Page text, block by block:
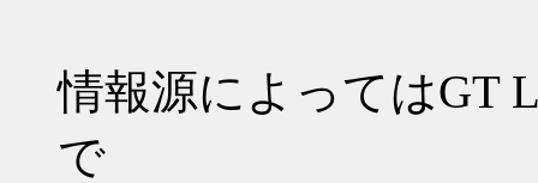
情報源によってはGT
で